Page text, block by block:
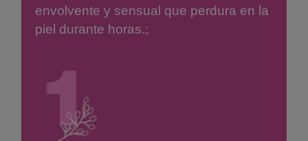
envolvente y sensual que perdura en la
piel durante horas.;